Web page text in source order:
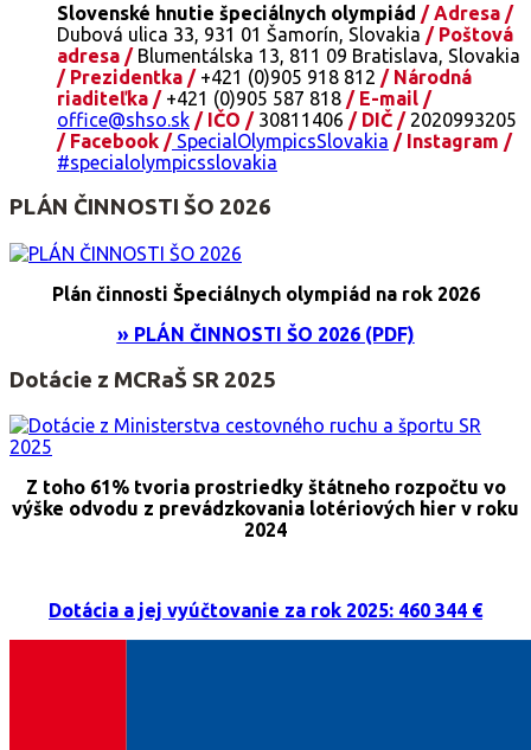
Slovenské hnutie špeciálnych olympiád / Adresa /
Dubová ulica 33, 931 01 Šamorín, Slovakia / Poštová
adresa /Blumentálska 13, 811 09 Bratislava, Slovakia
/ Prezidentka /+421 (0)905 918 812 / Národná
riaditeľka /+421 (0)905 587 818 / E-mail /
office@shso.sk / IČO /30811406 / DIČ /2020993205
/ Facebook /SpecialOlympicsSlovakia / Instagram /
#specialolympicsslovakia
PLÁN ČINNOSTI ŠO 2026
Plán činnosti Špeciálnych olympiád na rok 2026
» PLÁN ČINNOSTI ŠO 2026 (PDF)
Dotácie z MCRaŠ SR 2025
Z toho 61% tvoria prostriedky štátneho rozpočtu vo
výške odvodu z prevádzkovania lotériových hier v roku
2024
Dotácia a jej vyúčtovanie za rok 2025: 460 344 €